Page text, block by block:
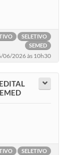
SELETIVO
SEMED
06/2026 às 10h30
SELETIVO